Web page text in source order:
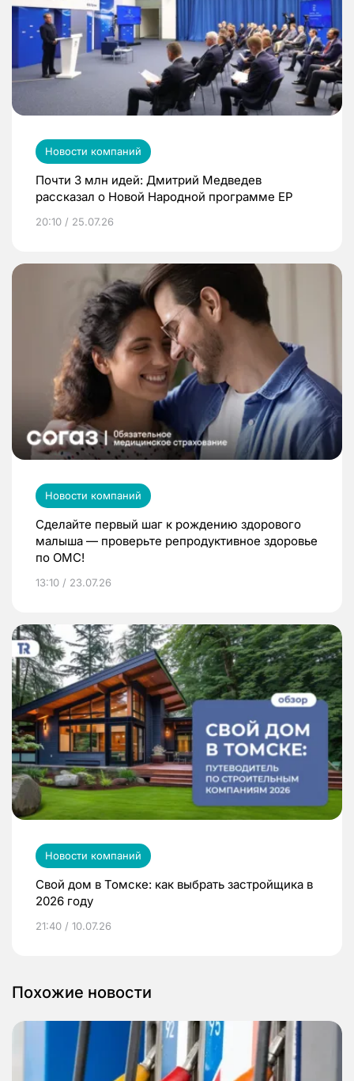
Новости компаний
Почти 3 млн идей: Дмитрий Медведев
рассказал о Новой Народной программе ЕР
20:10 / 25.07.26
Новости компаний
Сделайте первый шаг к рождению здорового
малыша — проверьте репродуктивное здоровье
по ОМС!
13:10 / 23.07.26
Новости компаний
Свой дом в Томске: как выбрать застройщика в
2026 году
21:40 / 10.07.26
Похожие новости